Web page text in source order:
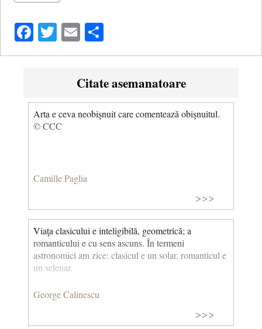
Facebook
Twitter
Email
Citate asemanatoare
Arta e ceva neobişnuit care comentează obişnuitul.
© CCC
Camille Paglia
>>>
Viaţa clasicului e inteligibilă, geometrică; a
romanticului e cu sens ascuns. În termeni
astronomici am zice: clasicul e un solar, romanticul e
un selenar.
George Calinescu
>>>